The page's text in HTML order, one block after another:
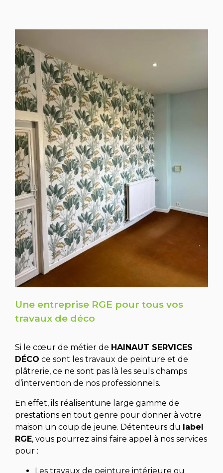
Une entreprise RGE pour tous vos
travaux de déco
Si le cœur de métier de HAINAUT SERVICES
DÉCO ce sont les travaux de peinture et de
plâtrerie, ce ne sont pas là les seuls champs
d’intervention de nos professionnels.
En effet, ils réalisentune large gamme de
prestations en tout genre pour donner à votre
maison un coup de jeune. Détenteurs du
label
RGE, vous pourrez ainsi faire appel à nos services
pour :
Les travaux de peinture intérieure ou